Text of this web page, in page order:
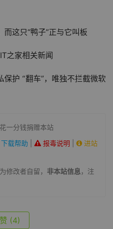
这只“鸭子”正与它叫板
之家相关新闻
护 “翻车”，唯独不拦截微软
一分钱捐赠本站
下载帮助 报毒说明
进站
修改者自留， 非本站信息，注
赞 (4)